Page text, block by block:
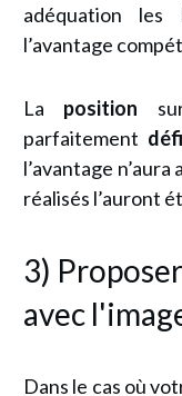
adéquation les
l’avantage
La position
parfaitement
l’avantage
réalisés l’auront
3)
avec
Dans le cas où